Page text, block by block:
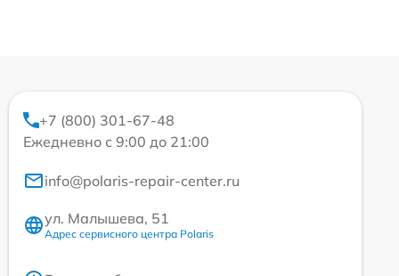
+7 (800) 301-67-48
Ежедневно с 9:00 до 21:00
info@polaris-repair-center.ru
ул. Малышева, 51
Адрес сервисного центра Polaris